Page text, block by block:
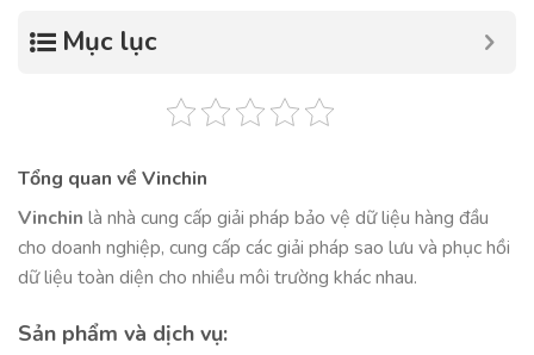
Mục lục
Tổng quan về Vinchin
Vinchin là nhà cung cấp giải pháp bảo vệ dữ liệu hàng đầu
cho doanh nghiệp, cung cấp các giải pháp sao lưu và phục hồi
dữ liệu toàn diện cho nhiều môi trường khác nhau.
Sản phẩm và dịch vụ: